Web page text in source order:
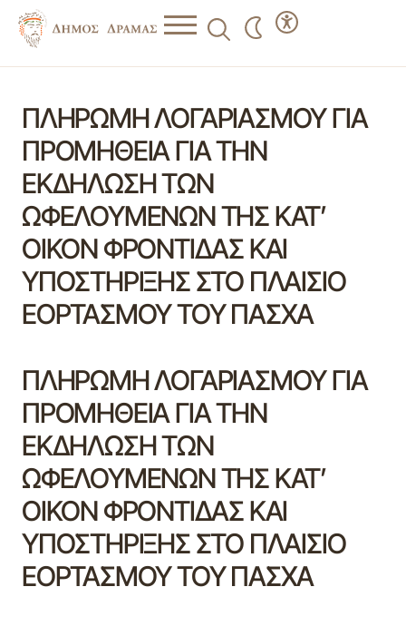
ΠΛΗΡΩΜΗ ΛΟΓΑΡΙΑΣΜΟΥ ΓΙΑ
ΠΡΟΜΗΘΕΙΑ ΓΙΑ ΤΗΝ
ΕΚΔΗΛΩΣΗ ΤΩΝ
ΩΦΕΛΟΥΜΕΝΩΝ ΤΗΣ ΚΑΤ’
ΟΙΚΟΝ ΦΡΟΝΤΙΔΑΣ ΚΑΙ
ΥΠΟΣΤΗΡΙΞΗΣ ΣΤΟ ΠΛΑΙΣΙΟ
ΕΟΡΤΑΣΜΟΥ ΤΟΥ ΠΑΣΧΑ
ΠΛΗΡΩΜΗ ΛΟΓΑΡΙΑΣΜΟΥ ΓΙΑ
ΠΡΟΜΗΘΕΙΑ ΓΙΑ ΤΗΝ
ΕΚΔΗΛΩΣΗ ΤΩΝ
ΩΦΕΛΟΥΜΕΝΩΝ ΤΗΣ ΚΑΤ’
ΟΙΚΟΝ ΦΡΟΝΤΙΔΑΣ ΚΑΙ
ΥΠΟΣΤΗΡΙΞΗΣ ΣΤΟ ΠΛΑΙΣΙΟ
ΕΟΡΤΑΣΜΟΥ ΤΟΥ ΠΑΣΧΑ